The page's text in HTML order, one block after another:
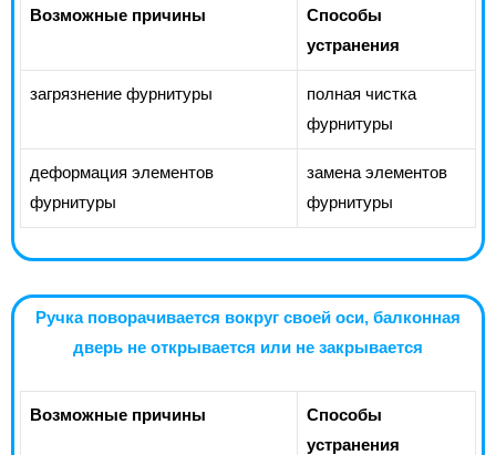
Возможные причины
Способы
устранения
загрязнение фурнитуры
полная чистка
фурнитуры
деформация элементов
фурнитуры
замена элементов
фурнитуры
Ручка поворачивается вокруг своей оси, балконная
дверь не открывается или не закрывается
Возможные причины
Способы
устранения